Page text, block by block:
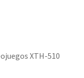
XTH-510